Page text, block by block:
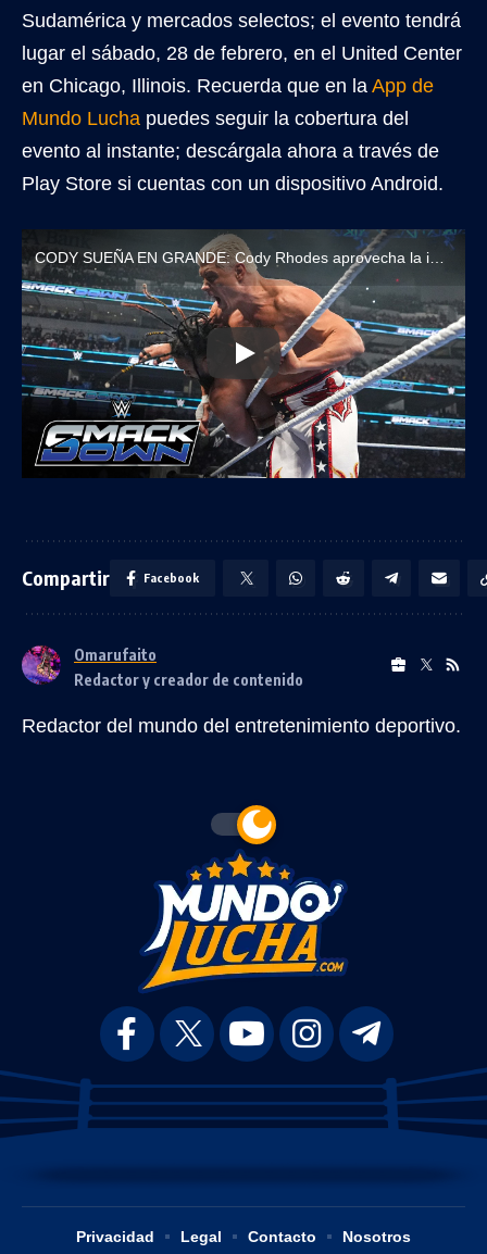
Sudamérica y mercados selectos; el evento tendrá
lugar el sábado, 28 de febrero, en el United Center
en Chicago, Illinois. Recuerda que en la App de
Mundo Lucha puedes seguir la cobertura del
evento al instante; descárgala ahora a través de
Play Store si cuentas con un dispositivo Android.
Compartir Facebook
Omarufaito
Redactor y creador de contenido
Redactor del mundo del entretenimiento deportivo.
Privacidad Legal Contacto Nosotros